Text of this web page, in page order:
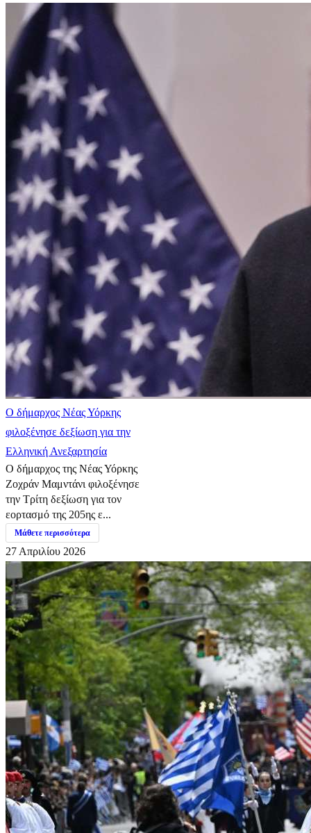
Ο δήμαρχος Νέας Υόρκης
φιλοξένησε δεξίωση για την
Ελληνική Ανεξαρτησία
Ο δήμαρχος της Νέας Υόρκης
Ζοχράν Μαμντάνι φιλοξένησε
την Τρίτη δεξίωση για τον
εορτασμό της 205ης ε...
Μάθετε περισσότερα
27 Απριλίου 2026